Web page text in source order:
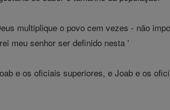
multiplique o povo cem vezes - não
meu senhor ser definido nesta '
e os oficiais superiores, e Joab e os